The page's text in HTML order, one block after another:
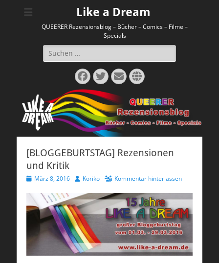
Like a Dream
QUEERER Rezensionsblog – Bücher – Comics – Filme –
Specials
Suchen
nach:
Facebook
Twitter
E-
Mail
Website
[BLOGGEBURTSTAG] Rezensionen
und Kritik
Veröffentlicht
März 8, 2016 AutorKoriko Kommentar hinterlassen